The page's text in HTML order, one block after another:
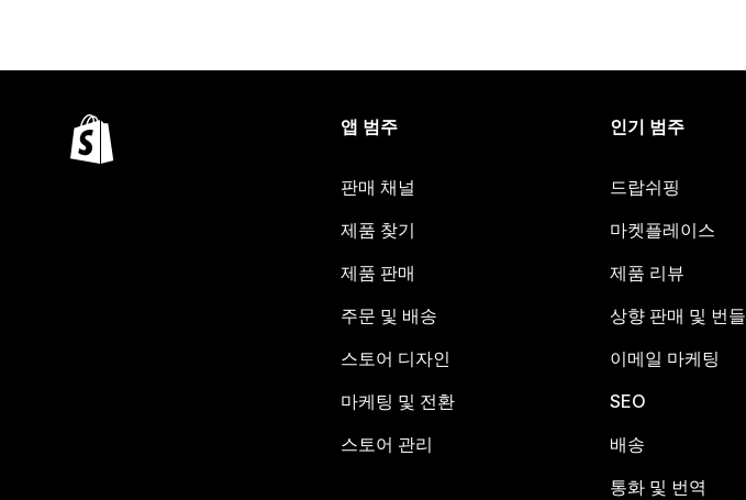
앱 범주
판매 채널
제품 찾기
제품 판매
주문 및 배송
스토어 디자인
마케팅 및 전환
스토어 관리
인기 범주
드랍쉬핑
마켓플레이스
제품 리뷰
상향 판매 및 번들
이메일 마케팅
SEO
배송
통화 및 번역